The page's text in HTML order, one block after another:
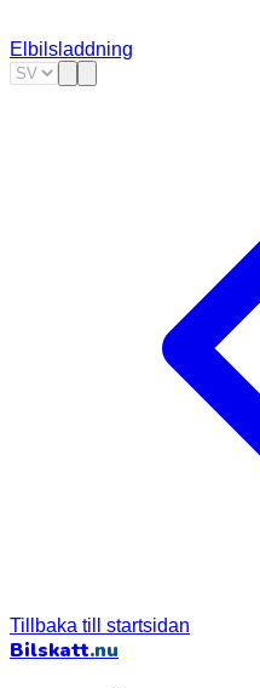
Elbilsladdning
Tillbaka till startsidan
Bilskatt.nu